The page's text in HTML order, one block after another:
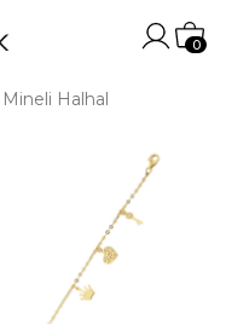
0
Mineli Halhal